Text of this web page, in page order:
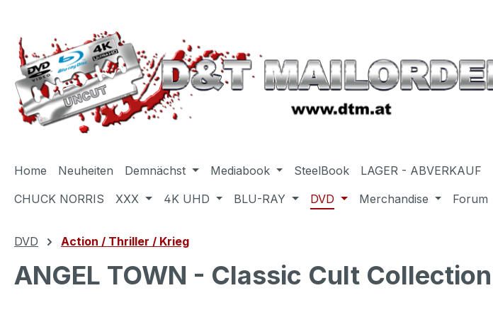
Home Neuheiten Demnächst Mediabook SteelBook LAGER - ABVERKAUF
CHUCK NORRIS
XXX 4K UHD BLU-RAY DVD Merchandise Forum
DVD Action / Thriller / Krieg
ANGEL TOWN - Classic Cult Collection